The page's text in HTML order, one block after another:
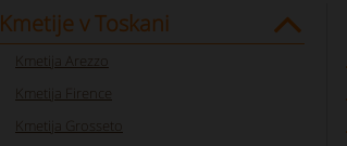
Kmetije v Toskani
Kmetija Arezzo
Kmetija Firence
Kmetija Grosseto